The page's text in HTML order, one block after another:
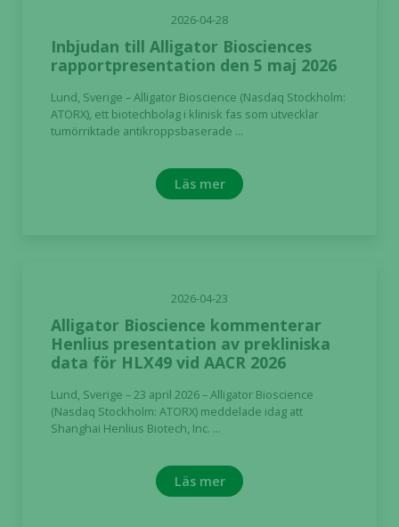
2026-04-28
Inbjudan till Alligator Biosciences
rapportpresentation den 5 maj 2026
Lund, Sverige – Alligator Bioscience (Nasdaq Stockholm:
ATORX), ett biotechbolag i klinisk fas som utvecklar
tumörriktade antikroppsbaserade ...
Läs mer
2026-04-23
Alligator Bioscience kommenterar
Henlius presentation av prekliniska
data för HLX49 vid AACR 2026
Lund, Sverige – 23 april 2026 – Alligator Bioscience
(Nasdaq Stockholm: ATORX) meddelade idag att
Shanghai Henlius Biotech, Inc. ...
Läs mer